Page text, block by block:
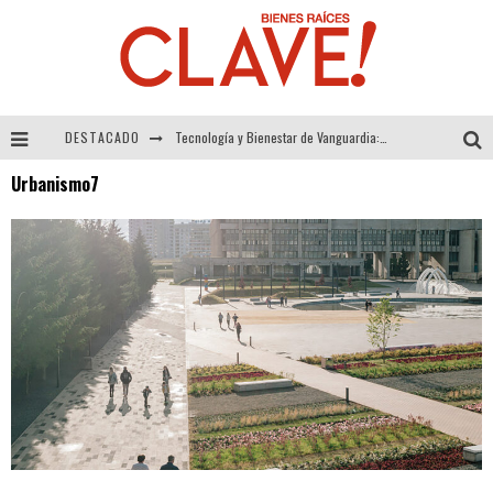
DESTACADO
Alexandra Bedoya – La Constancia detrás de La Paletería
El Despertar de la Calidez: Acabados Dorados de FV para Elevar tu Espacio
Urbanismo7